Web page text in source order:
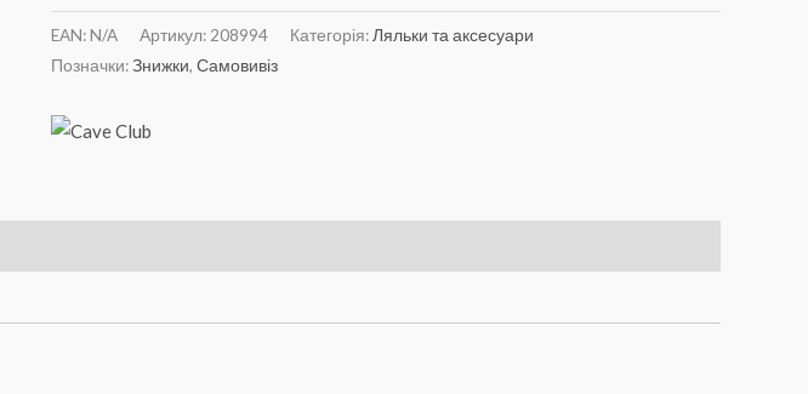
(GNL95)
кількість
EAN:N/A Артикул: 208994 Категорія: Ляльки та аксесуари
Позначки:Знижки, Самовивіз